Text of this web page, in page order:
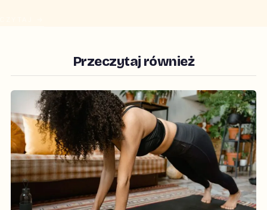
Przeczytaj również